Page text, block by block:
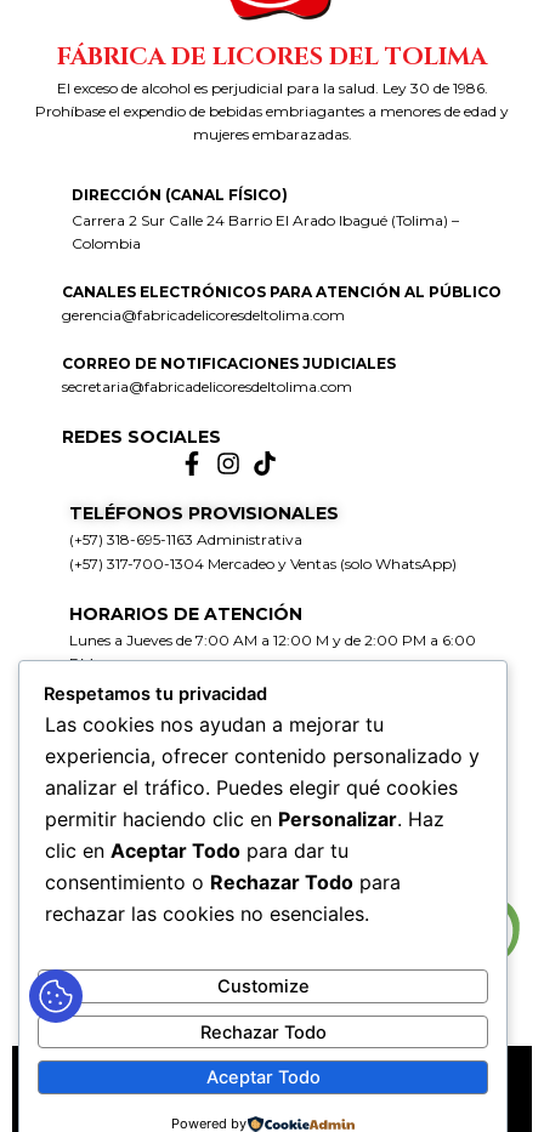
FÁBRICA DE LICORES DEL TOLIMA
El exceso de alcohol es perjudicial para la salud. Ley 30 de 1986.
Prohíbase el expendio de bebidas embriagantes a menores de edad y
mujeres embarazadas.
DIRECCIÓN (CANAL FÍSICO)
Carrera 2 Sur Calle 24 Barrio El Arado Ibagué (Tolima) –
Colombia
CANALES ELECTRÓNICOS PARA ATENCIÓN AL PÚBLICO
gerencia@fabricadelicoresdeltolima.com
CORREO DE NOTIFICACIONES JUDICIALES
secretaria@fabricadelicoresdeltolima.com
REDES SOCIALES
TELÉFONOS PROVISIONALES
(+57) 318-695-1163 Administrativa
(+57) 317-700-1304 Mercadeo y Ventas (solo WhatsApp)
HORARIOS DE ATENCIÓN
Lunes a Jueves de 7:00 AM a 12:00 M y de 2:00 PM a 6:00
PM
Viernes de 7:00 AM a 12:00 M y de 2:00 PM a 5:00 PM
HORARIOS DE RADICACIÓN DE
CORRESPONDENCIA
Lunes a Jueves de 7:30 AM a 11:30 AM y de 2:00 PM a 5:00
PM
Viernes de 7:30 AM a 11:30 PM y de 2:00 PM a 4:00 PM
MAPA DEL SITIOPOLÍTICAS DE PRIVACIDAD
POLÍTICAS DE DERECHOS DE AUTOR
Respetamos tu privacidad
Las cookies nos ayudan a mejorar tu
experiencia, ofrecer contenido personalizado y
analizar el tráfico. Puedes elegir qué cookies
permitir haciendo clic en Personalizar. Haz
clic en Aceptar Todo para dar tu
consentimiento o Rechazar Todo para
rechazar las cookies no esenciales.
Customize
Rechazar Todo
Aceptar Todo
Powered by